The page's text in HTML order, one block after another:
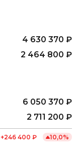
4 630 370 ₽
2 464 800 ₽
6 050 370 ₽
2 711 200 ₽
+246 400 ₽ 10,0%